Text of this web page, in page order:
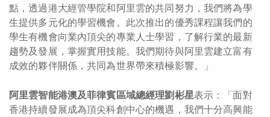
點，透過港大經管學院和阿里雲的共同努力，我們將為學
生提供多元化的學習機會。此次推出的優秀課程讓我們的
學生有機會向業內頂尖的專業人士學習，了解行業的最新
趨勢及發展，掌握實用技能。我們期待與阿里雲建立富有
成效的夥伴關係，共同為世界帶來積極影響。」
阿里雲智能港澳及菲律賓區域總經理劉彬星表示：「面對
香港持續發展成為頂尖科創中心的機遇，我們十分高興能